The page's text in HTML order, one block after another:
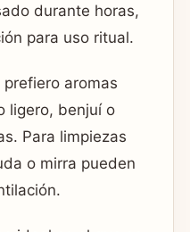
durante horas,
para uso ritual.
aromas
ligero, benjuí o
Para limpiezas
o mirra pueden